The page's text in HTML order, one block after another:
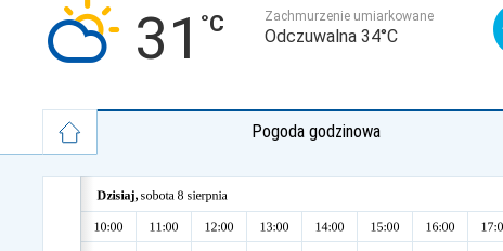
31 Zachmurzenie umiarkowane
Odczuwalna 34°C
Pogoda godzinowa